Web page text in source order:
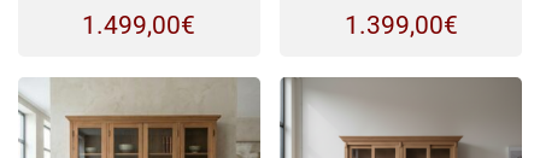
1.499,00€ 1.399,00€